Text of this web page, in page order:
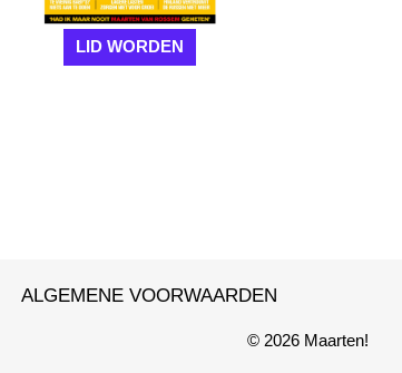
LID WORDEN
ALGEMENE VOORWAARDEN
© 2026 Maarten!